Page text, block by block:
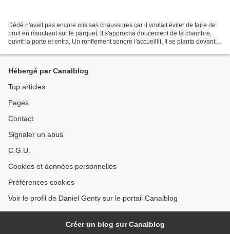
Dédé n'avait pas encore mis ses chaussures car il voulait éviter de faire de
bruit en marchant sur le parquet. Il s'approcha doucement de la chambre,
ouvrit la porte et entra. Un ronflement sonore l'accueillit. Il se planta devant le
Hébergé par Canalblog
Top articles
Pages
Contact
Signaler un abus
C.G.U.
Cookies et données personnelles
Préférences cookies
Voir le profil de Daniel Genty sur le portail Canalblog
Créer un blog sur Canalblog